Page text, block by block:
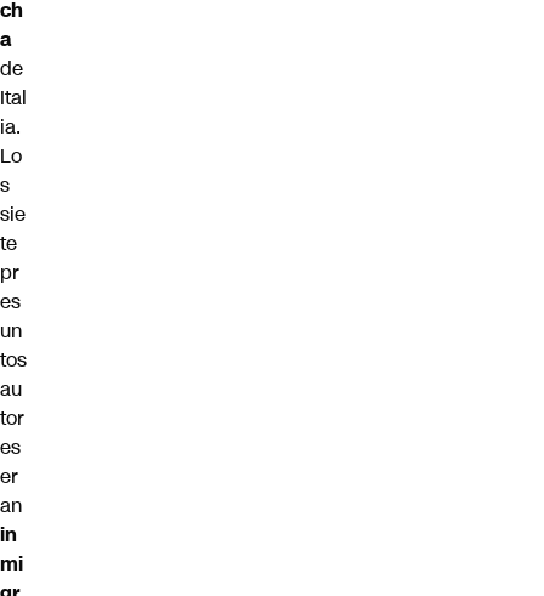
ch
a
de
Ital
ia.
Lo
s
sie
te
pr
es
un
tos
au
tor
es
er
an
in
mi